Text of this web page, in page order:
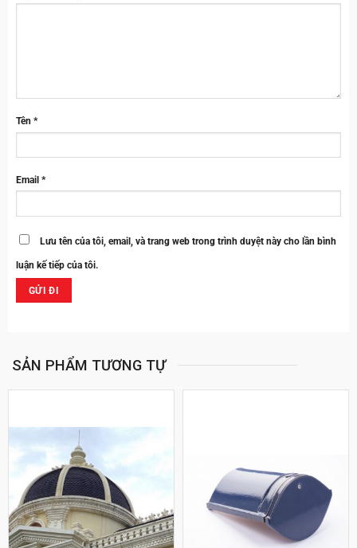
Tên *
Email *
Lưu tên của tôi, email, và trang web trong trình duyệt này cho lần bình
luận kế tiếp của tôi.
SẢN PHẨM TƯƠNG TỰ